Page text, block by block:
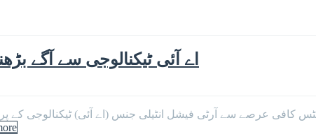
اے آئی ٹیکنالوجی سے آگے
کافی عرصے سے آرٹی فیشل انٹیلی جنس (اے آئی) ٹیکنالوجی کے